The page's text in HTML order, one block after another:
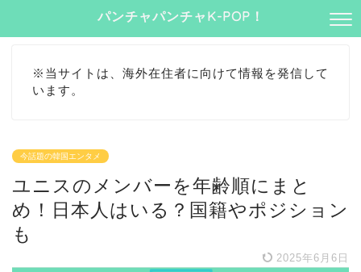
パンチャパンチャK-POP！
※当サイトは、海外在住者に向けて情報を発信して
います。
今話題の韓国エンタメ
ユニスのメンバーを年齢順にまと
め！日本人はいる？国籍やポジション
も
2025年6月6日